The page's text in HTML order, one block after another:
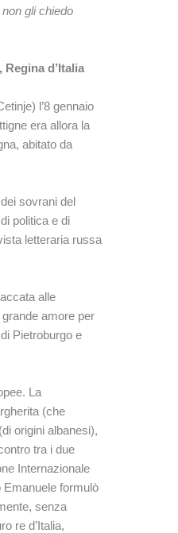
gli chiedo
d’Italia
l’8 gennaio
era allora la
abitato da
sovrani del
politica e di
letteraria russa
alle
amore per
Pietroburgo e
La
(che
origini albanesi),
tra i due
Internazionale
Emanuele formulò
senza
re d’Italia,